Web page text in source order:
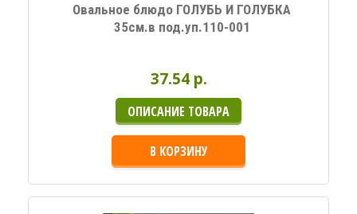
Овальное блюдо ГОЛУБЬ И ГОЛУБКА
35см.в под.уп.110-001
37.54 p.
ОПИСАНИЕ ТОВАРА
В КОРЗИНУ